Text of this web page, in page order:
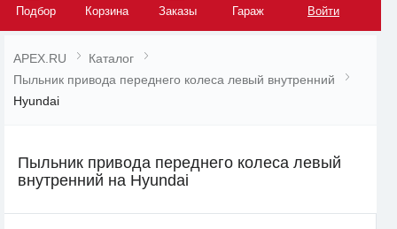
Подбор Корзина Заказы Гараж Войти
APEX.RU
Каталог
Пыльник привода переднего колеса левый внутренний
Hyundai
Пыльник привода переднего колеса левый
внутренний на Hyundai